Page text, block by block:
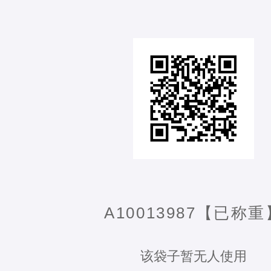
A10013987【已称重
该袋子暂无人使用